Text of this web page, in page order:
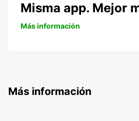
Misma app. Mejor
Más información
Más información